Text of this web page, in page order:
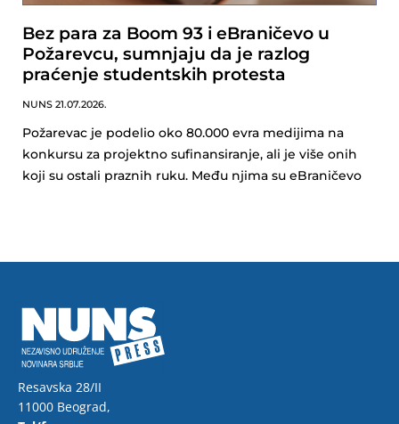
Bez para za Boom 93 i eBraničevo u
Požarevcu, sumnjaju da je razlog
praćenje studentskih protesta
NUNS 21.07.2026.
Požarevac je podelio oko 80.000 evra medijima na
konkursu za projektno sufinansiranje, ali je više onih
koji su ostali praznih ruku. Među njima su eBraničevo
Resavska 28/II
11000 Beograd,